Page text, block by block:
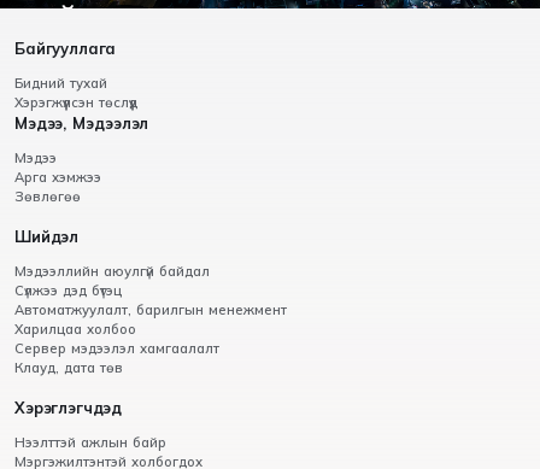
БАЙНА.
Байгууллага
Бидний тухай
Хэрэгжүүлсэн төслүүд
Мэдээ, Мэдээлэл
Мэдээ
Арга хэмжээ
Зөвлөгөө
Шийдэл
Мэдээллийн аюулгүй байдал
Сүлжээ дэд бүтэц
Автоматжуулалт, барилгын менежмент
Харилцаа холбоо
Сервер мэдээлэл хамгаалалт
Клауд, дата төв
Хэрэглэгчдэд
Нээлттэй ажлын байр
Мэргэжилтэнтэй холбогдох